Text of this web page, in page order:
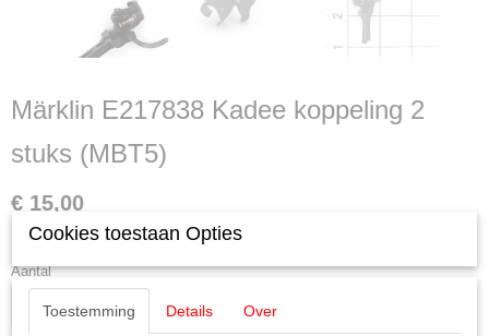
Märklin E217838 Kadee koppeling 2
stuks (MBT5)
€ 15,00
Op voorraad
Aantal
Cookies toestaan Opties
Toestemming Details Over